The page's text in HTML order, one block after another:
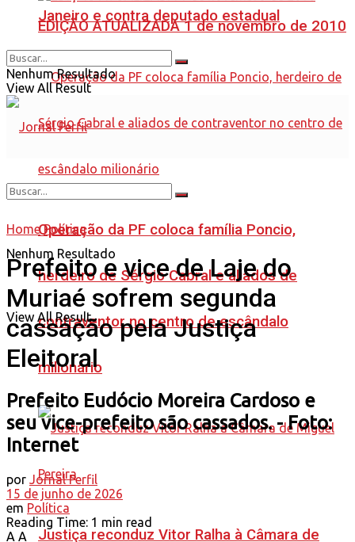
Janeiro e contra deputado estadual
Operação da PF coloca família Poncio,
herdeiro de Sérgio Cabral e aliados de
contraventor no centro de escândalo
milionário
Justiça reconduz Vitor Ralha à Câmara de
EDIÇÃO ATUALIZADA 1 de novembro de 2010
Nenhum Resultado
View All Result
Nenhum Resultado
View All Result
Home Política
Prefeito e vice de Laje do
Muriaé sofrem segunda
cassação pela Justiça
Eleitoral
Prefeito Eudócio Moreira Cardoso e
seu vice-prefeito são cassados. - Foto:
Internet
por Jornal Perfil
15 de junho de 2026
em Política
Reading Time: 1 min read
A A